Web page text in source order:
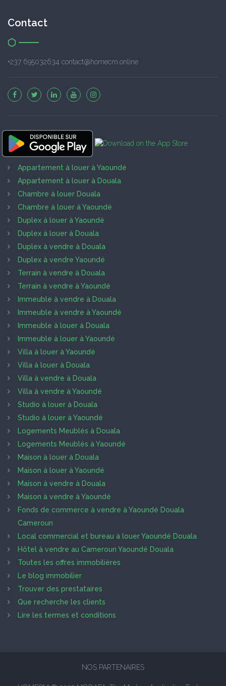
Contact
+237 695032634 contact@homecm.online
Appartement à louer à Yaoundé
Appartement à louer à Douala
Chambre à louer Douala
Chambre à louer à Yaoundé
Duplex à louer à Yaoundé
Duplex à louer à Douala
Duplex à vendre à Douala
Duplex à vendre Yaoundé
Terrain à vendre à Douala
Terrain à vendre à Yaoundé
Immeuble à vendre à Douala
Immeuble à vendre à Yaoundé
Immeuble à louer à Douala
Immeuble à louer à Yaoundé
Villa à louer à Yaoundé
Villa à louer à Douala
Villa à vendre à Douala
Villa à vendre à Yaoundé
Studio à louer à Douala
Studio à louer à Yaoundé
Logements Meublés à Douala
Logements Meublés à Yaoundé
Maison à louer à Douala
Maison à louer à Yaoundé
Maison à vendre à Douala
Maison à vendre à Yaoundé
Fonds de commerce à vendre à Yaoundé Douala
Cameroun
Local commercial et bureau à louer Yaoundé Douala
Hôtel à vendre au Cameroun Yaoundé Douala
Toutes les offres immobilières
Le blog immobilier
Trouver des prestataires
Que recherche les clients
Lire les termes et conditions
NOS PARTENAIRES